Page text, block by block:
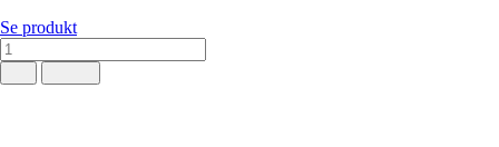
Se produkt